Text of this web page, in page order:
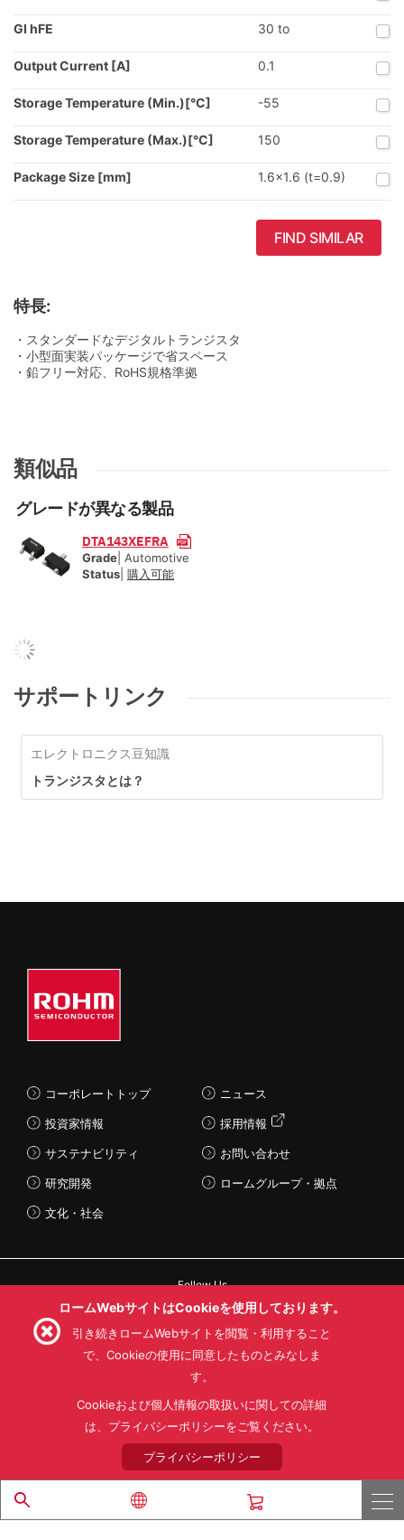
GI hFE 30 to
Output Current [A] 0.1
Storage Temperature (Min.)[°C] -55
Storage Temperature (Max.)[°C] 150
Package Size [mm] 1.6x1.6 (t=0.9)
FIND SIMILAR
特長:
・スタンダードなデジタルトランジスタ
・小型面実装パッケージで省スペース
・鉛フリー対応、RoHS規格準拠
類似品
グレードが異なる製品
DTA143XEFRA
Grade | Automotive
Status 購入可能
サポートリンク
エレクトロニクス豆知識
トランジスタとは？
コーポレートトップ
投資家情報
サステナビリティ
研究開発
文化・社会
ニュース
採用情報
お問い合わせ
ロームグループ・拠点
Follow Us
利用目的
プライバシーポリシー
サイトマップ
ローム製品の販売に関する標準契約条件書(PDF)
© 1997 - 2026 ROHM CO., LTD. ALL RIGHTS RESERVED.
ロームWebサイトはCookieを使用しております。
引き続きロームWebサイトを閲覧・利用すること
で、Cookieの使用に同意したものとみなしま
す。
Cookieおよび個人情報の取扱いに関しての詳細
は、プライバシーポリシーをご覧ください。
プライバシーポリシー